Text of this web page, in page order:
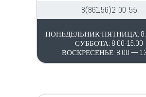
8(86156)2-00-55
ПОНЕДЕЛЬНИК-ПЯТНИЦА:
СУББОТА: 8.00-15.00
ВОСКРЕСЕНЬЕ: 8.00 —